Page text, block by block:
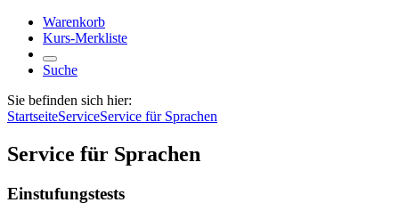
Warenkorb
Kurs-Merkliste
Suche
Sie befinden sich hier:
StartseiteServiceService für Sprachen
Service für Sprachen
Einstufungstests